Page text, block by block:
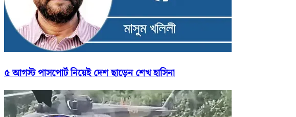
৫ আগস্ট পাসপোর্ট নিয়েই দেশ ছাড়েন শেখ হাসিনা